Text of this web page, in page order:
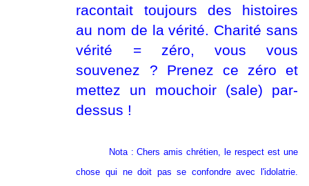
racontait toujours des histoires
au nom de la vérité. Charité sans
vérité = zéro, vous vous
souvenez ? Prenez ce zéro et
mettez un mouchoir (sale) par-
dessus !
Nota : Chers amis chrétien, le respect est une
chose qui ne doit pas se confondre avec l'idolatrie.